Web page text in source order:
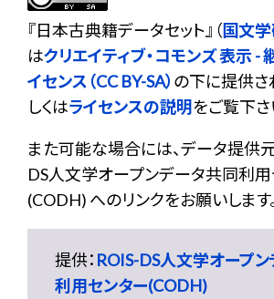
『日本古典籍データセット 』（国文
はクリエイティブ・コモンズ 表示 -
イセンス（CC BY-SA） の下に提供さ
しくはライセンスの説明をご覧下さ
また可能な場合には、データ提供
DS人文学オープンデータ共同利用
(CODH) へのリンクをお願いします
提供： ROIS-DS人文学オープ
利用センター(CODH)